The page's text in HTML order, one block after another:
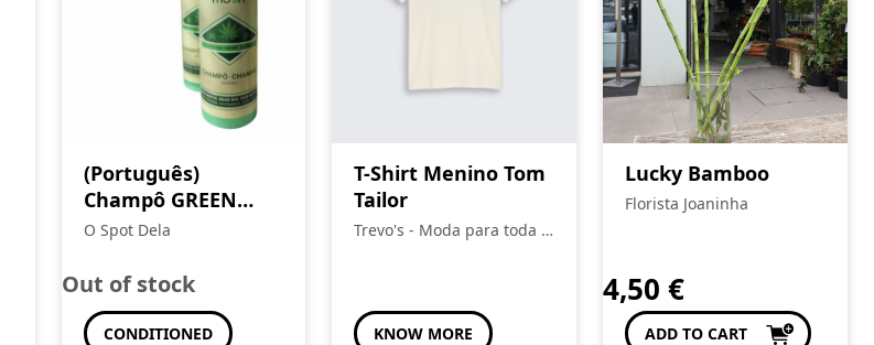
(Português)
Champô GREEN
MOON Cânhamo
O Spot Dela
Out of stock
CONDITIONED
T-Shirt Menino Tom
Tailor
Trevo's - Moda para toda a
KNOW MORE
Lucky Bamboo
Florista Joaninha
4,50€
ADD TO CART